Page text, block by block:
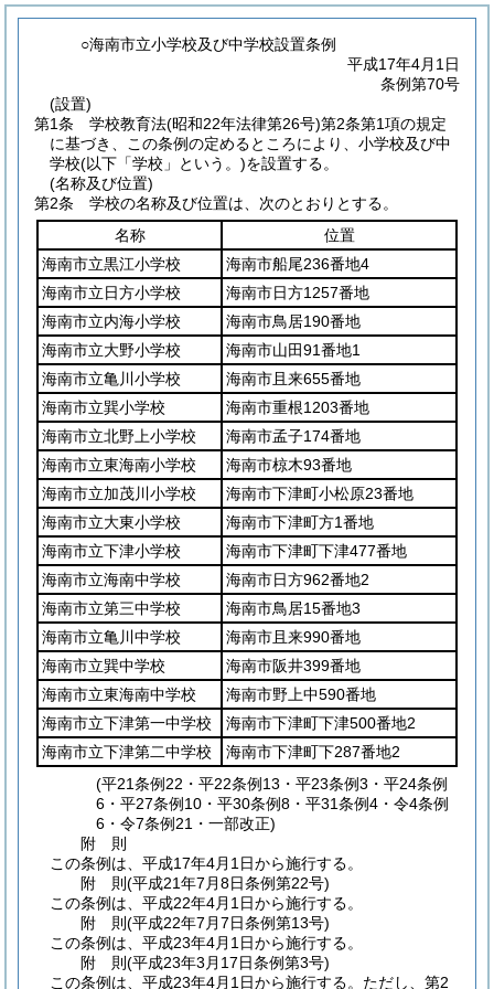
○海南市立小学校及び中学校設置条例
平成17年4月1日
条例第70号
(設置)
第1条
学校教育法(昭和22年法律第26号)第2条第1項の規定
に基づき、この条例の定めるところにより、小学校及び中
学校(以下「学校」という。)を設置する。
(名称及び位置)
第2条
学校の名称及び位置は、次のとおりとする。
名称
位置
海南市立黒江小学校
海南市船尾236番地4
海南市立日方小学校
海南市日方1257番地
海南市立内海小学校
海南市鳥居190番地
海南市立大野小学校
海南市山田91番地1
海南市立亀川小学校
海南市且来655番地
海南市立巽小学校
海南市重根1203番地
海南市立北野上小学校
海南市孟子174番地
海南市立東海南小学校
海南市椋木93番地
海南市立加茂川小学校
海南市下津町小松原23番地
海南市立大東小学校
海南市下津町方1番地
海南市立下津小学校
海南市下津町下津477番地
海南市立海南中学校
海南市日方962番地2
海南市立第三中学校
海南市鳥居15番地3
海南市立亀川中学校
海南市且来990番地
海南市立巽中学校
海南市阪井399番地
海南市立東海南中学校
海南市野上中590番地
海南市立下津第一中学校
海南市下津町下津500番地2
海南市立下津第二中学校
海南市下津町下287番地2
(平21条例22・平22条例13・平23条例3・平24条例
6・平27条例10・平30条例8・平31条例4・令4条例
6・令7条例21・一部改正)
附 則
この条例は、平成17年4月1日から施行する。
附 則(平成21年7月8日条例第22号)
この条例は、平成22年4月1日から施行する。
附 則(平成22年7月7日条例第13号)
この条例は、平成23年4月1日から施行する。
附 則(平成23年3月17日条例第3号)
この条例は、平成23年4月1日から施行する。 ただし、第2